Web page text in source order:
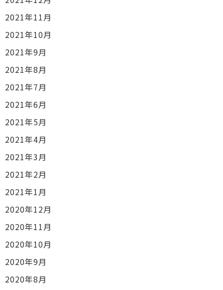
2021年11月
2021年10月
2021年9月
2021年8月
2021年7月
2021年6月
2021年5月
2021年4月
2021年3月
2021年2月
2021年1月
2020年12月
2020年11月
2020年10月
2020年9月
2020年8月